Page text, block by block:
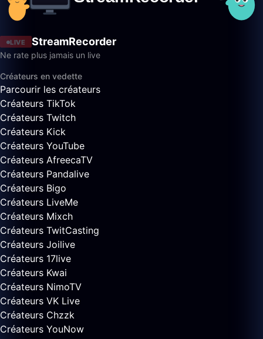
LIVE StreamRecorder
Ne rate plus jamais un live
Créateurs en vedette
Parcourir les créateurs
Créateurs TikTok
Créateurs Twitch
Créateurs Kick
Créateurs YouTube
Créateurs AfreecaTV
Créateurs Pandalive
Créateurs Bigo
Créateurs LiveMe
Créateurs Mixch
Créateurs TwitCasting
Créateurs Joilive
Créateurs 17live
Créateurs Kwai
Créateurs NimoTV
Créateurs VK Live
Créateurs Chzzk
Créateurs YouNow